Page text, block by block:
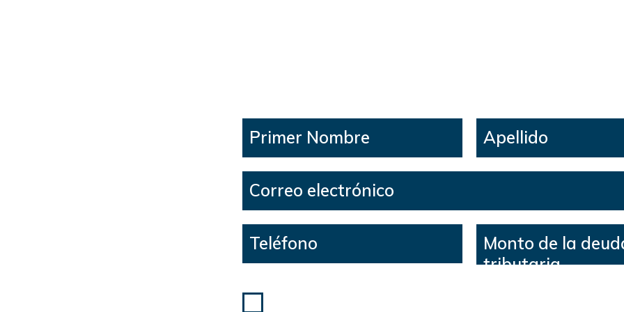
Primer Nombre Apellido
Correo electrónico
Teléfono
Monto de la
tributaria